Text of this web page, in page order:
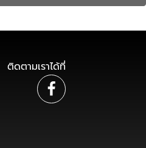
ติดตามเราได้ที่